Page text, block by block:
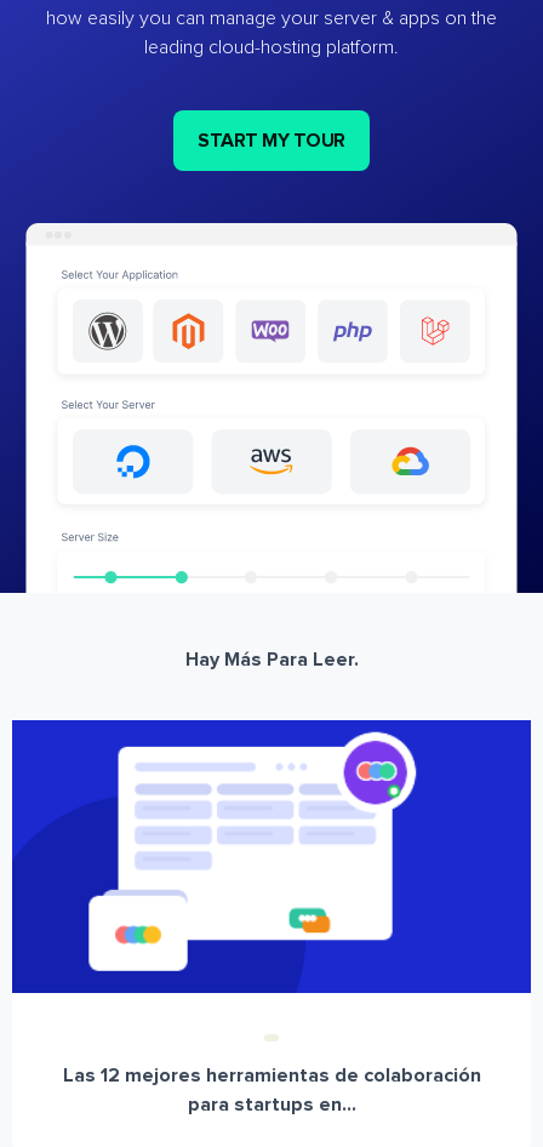
how easily you can manage your server & apps on the
leading cloud-hosting platform.
START MY TOUR
Hay Más Para Leer.
Las 12 mejores herramientas de colaboración
para startups en...